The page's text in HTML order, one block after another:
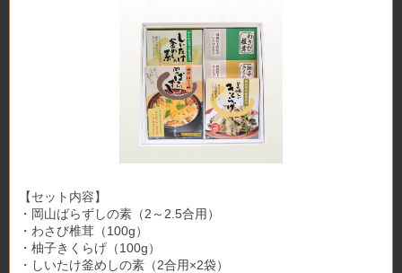
【セット内容】
・岡山ばらずしの素（2～2.5合用）
・わさび椎茸（100g）
・柚子きくらげ（100g）
・しいたけ釜めしの素（2合用×2袋）